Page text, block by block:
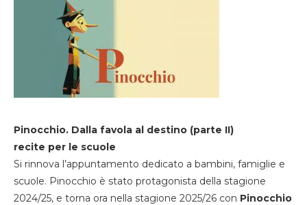
Pinocchio. Dalla favola al destino (parte II)
recite per le scuole
Si rinnova l’appuntamento dedicato a bambini, famiglie e
scuole. Pinocchio è stato protagonista della stagione
2024/25, e torna ora nella stagione 2025/26 con Pinocchio